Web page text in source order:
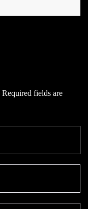
Required fields are